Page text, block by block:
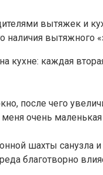
вытяжек и
наличия вытяжного
каждая
после чего
очень
шахты санузла
благотворно